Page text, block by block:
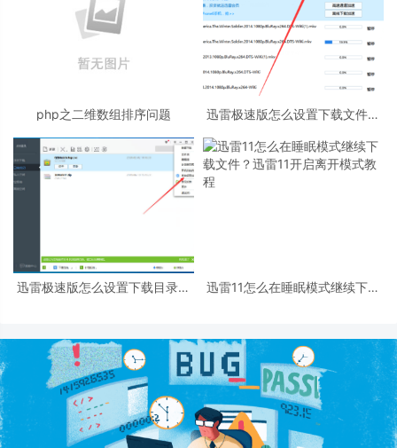
php之二维数组排序问题
迅雷极速版怎么设置下载文件排
序教程
迅雷极速版怎么设置下载目录？
迅雷11怎么在睡眠模式继续下载